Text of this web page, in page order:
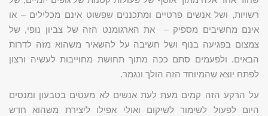
רשויות, ושל אנשים פרטיים ומתכננים שפשוט אינם מכלילים – או
אינם מחשיבים מספיק – את הארגומנט הזה של צביון נופי, של
צמצום בפגיעה בנוף ושל חשיבה על להשאיר משהוא מזה לדרות
הבאים. ולפעמים סתם ככה מתוך תחושת מחוייבות לעשיה ורצון
לפתח יוצא שהמיוחד הזה הולך ונגמר.
על הרקע הזה קמים מעת לעת אנשים לא מעטים בטבעון ומנסים
היום לפעול לשימור לשיקום ואולי אפילו ליצירת משהוא חדש